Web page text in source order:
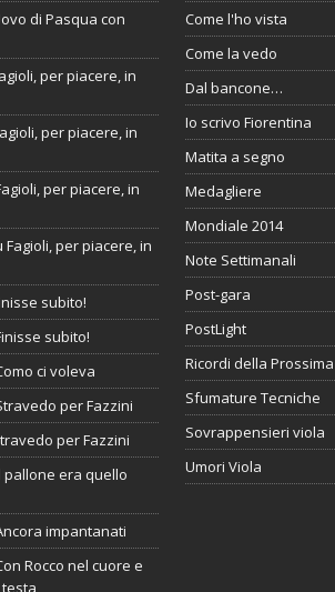
di Pasqua con
per piacere, in
per piacere, in
per piacere, in
Fagioli, per piacere, in
subito!
subito!
ci voleva
per Fazzini
per Fazzini
pallone era quello
impantanati
Rocco nel cuore e
Come l'ho vista
Come la vedo
Dal bancone…
Io scrivo Fiorentina
Matita a segno
Medagliere
Mondiale 2014
Note Settimanali
Post-gara
PostLight
Ricordi della Prossima
Sfumature Tecniche
Sovrappensieri viola
Umori Viola